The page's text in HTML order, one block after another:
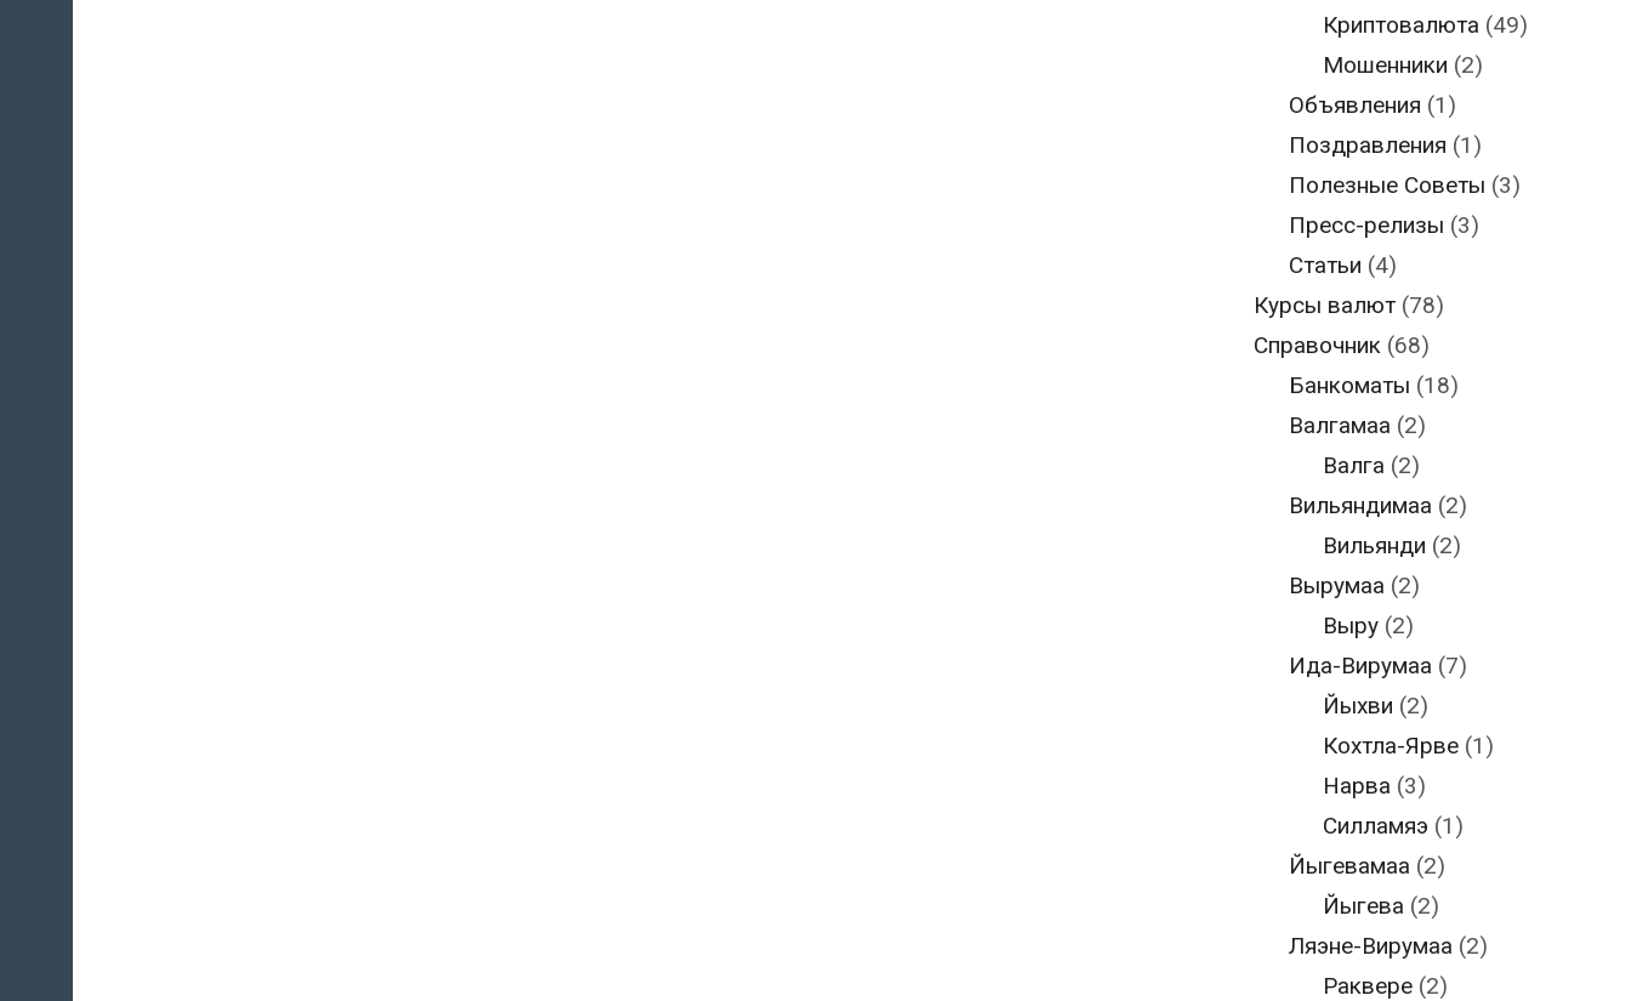
Криптовалюта (49)
Мошенники (2)
Объявления (1)
Поздравления (1)
Полезные Советы (3)
Пресс-релизы (3)
Статьи (4)
Курсы валют (78)
Справочник (68)
Банкоматы (18)
Валгамаа (2)
Валга (2)
Вильяндимаа (2)
Вильянди (2)
Вырумаа (2)
Выру (2)
Ида-Вирумаа (7)
Йыхви (2)
Кохтла-Ярве (1)
Нарва (3)
Силламяэ (1)
Йыгевамаа (2)
Йыгева (2)
Ляэне-Вирумаа (2)
Раквере (2)